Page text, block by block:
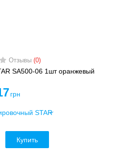
Отзывы (0)
SA500-06 1шт оранжевый
грн
Купить